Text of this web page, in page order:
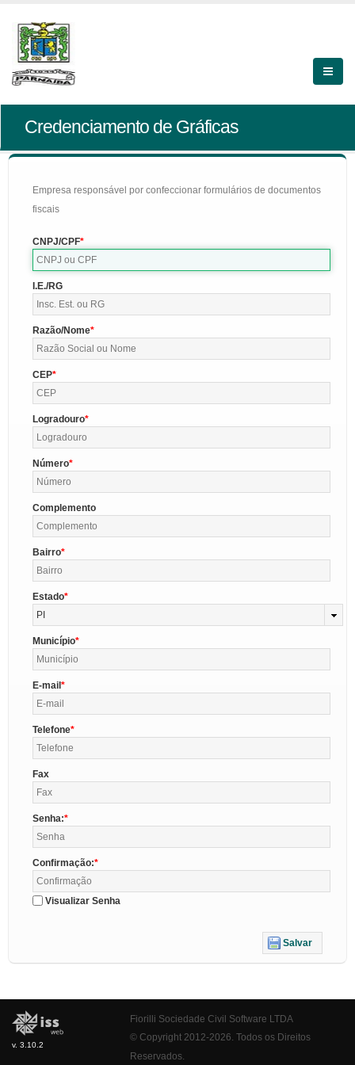
Credenciamento de Gráficas
Empresa responsável por confeccionar formulários de documentos
fiscais
CNPJ/CPF
I.E./RG
Razão/Nome
CEP
Logradouro
Número
Complemento
Bairro
Estado
PI
Município
E-mail
Telefone
Fax
Senha:
Confirmação:
Visualizar Senha
Salvar
v. 3.10.2
Fiorilli Sociedade Civil Software LTDA
© Copyright 2012-2026. Todos os Direitos
Reservados.